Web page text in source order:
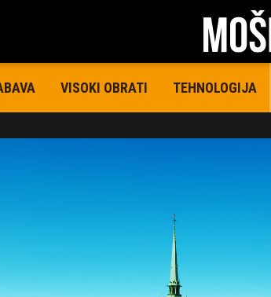
VISOKI OBRATI TEHNOLOGIJA